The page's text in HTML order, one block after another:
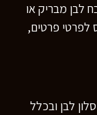
לבן מבריק או
לפרטי פרטים,
לבן ובכלל